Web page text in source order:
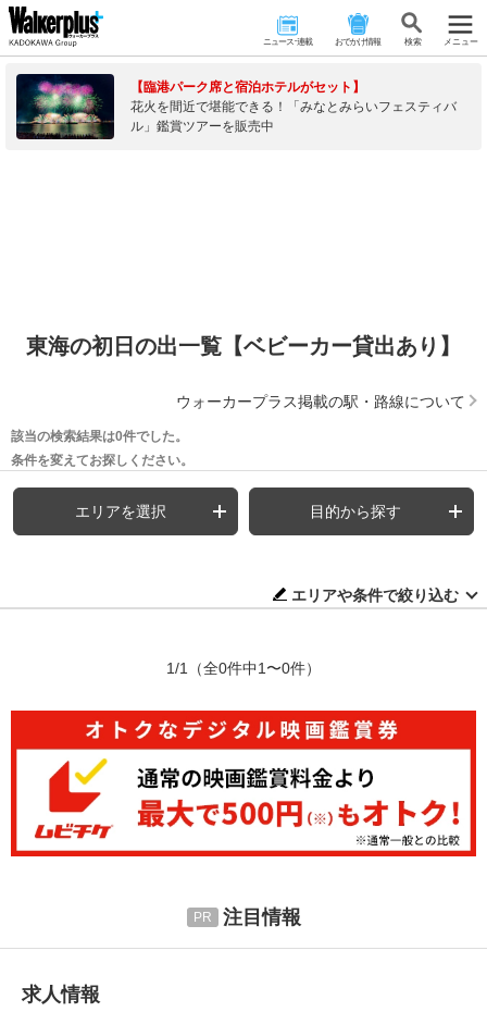
ニュース･連載 おでかけ情報 検 索 メニュー
【臨港パーク席と宿泊ホテルがセット】
花火を間近で堪能できる！「みなとみらいフェスティバ
ル」鑑賞ツアーを販売中
東海の初日の出一覧【ベビーカー貸出あり】
ウォーカープラス掲載の駅・路線について
該当の検索結果は0件でした。
条件を変えてお探しください。
エリアを選択 目的から探す
エリアや条件で絞り込む
1/1 （全0件中1〜0件）
注目情報
求人情報